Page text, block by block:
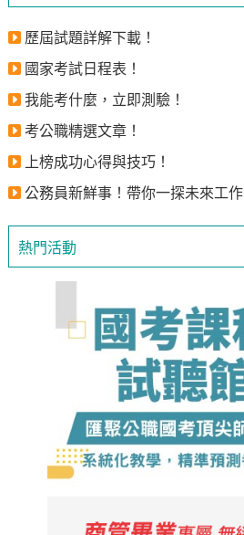
歷屆試題詳解下載！
國家考試日程表！
我能考什麼，立即測驗！
考公職精選文章！
上榜成功心得與技巧！
公務員新鮮事！帶你一探未來工作
熱門活動